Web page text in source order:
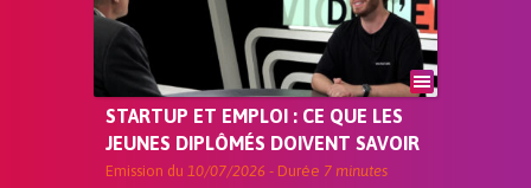
STARTUP ET EMPLOI : CE QUE LES
JEUNES DIPLÔMÉS DOIVENT SAVOIR
Emission du 10/07/2026 - Durée 7 minutes